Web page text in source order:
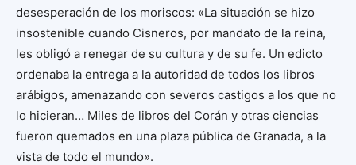
desesperación de los moriscos: «La situación se hizo
insostenible cuando Cisneros, por mandato de la reina,
les obligó a renegar de su cultura y de su fe. Un edicto
ordenaba la entrega a la autoridad de todos los libros
arábigos, amenazando con severos castigos a los que no
lo hicieran… Miles de libros del Corán y otras ciencias
fueron quemados en una plaza pública de Granada, a la
vista de todo el mundo».